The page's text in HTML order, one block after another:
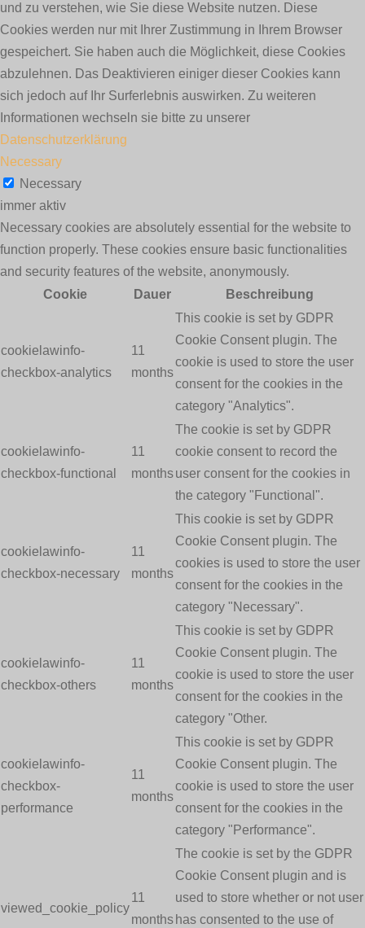
und zu verstehen, wie Sie diese Website nutzen. Diese
Cookies werden nur mit Ihrer Zustimmung in Ihrem Browser
gespeichert. Sie haben auch die Möglichkeit, diese Cookies
abzulehnen. Das Deaktivieren einiger dieser Cookies kann
sich jedoch auf Ihr Surferlebnis auswirken. Zu weiteren
Informationen wechseln sie bitte zu unserer
Datenschutzerklärung
Necessary
Necessary
immer aktiv
Necessary cookies are absolutely essential for the website to
function properly. These cookies ensure basic functionalities
and security features of the website, anonymously.
Cookie
Dauer Beschreibung
cookielawinfo-
checkbox-analytics
11
months
This cookie is set by GDPR
Cookie Consent plugin. The
cookie is used to store the user
consent for the cookies in the
category "Analytics".
cookielawinfo-
checkbox-functional
11
months
The cookie is set by GDPR
cookie consent to record the
user consent for the cookies in
the category "Functional".
cookielawinfo-
checkbox-necessary
11
months
This cookie is set by GDPR
Cookie Consent plugin. The
cookies is used to store the user
consent for the cookies in the
category "Necessary".
cookielawinfo-
checkbox-others
11
months
This cookie is set by GDPR
Cookie Consent plugin. The
cookie is used to store the user
consent for the cookies in the
category "Other.
cookielawinfo-
checkbox-
performance
11
months
This cookie is set by GDPR
Cookie Consent plugin. The
cookie is used to store the user
consent for the cookies in the
category "Performance".
viewed_cookie_policy
11
months
The cookie is set by the GDPR
Cookie Consent plugin and is
used to store whether or not user
has consented to the use of